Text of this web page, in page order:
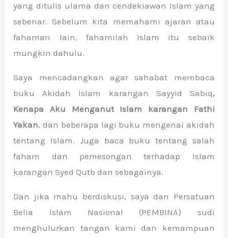
yang ditulis ulama dan cendekiawan Islam yang
sebenar. Sebelum kita memahami ajaran atau
fahaman lain, fahamilah Islam itu sebaik
mungkin dahulu.
Saya mencadangkan agar sahabat membaca
buku Akidah Islam karangan Sayyid Sabiq,
Kenapa Aku Menganut Islam karangan Fathi
Yakan, dan beberapa lagi buku mengenai akidah
tentang Islam. Juga baca buku tentang salah
faham dan pemesongan terhadap Islam
karangan Syed Qutb dan sebagainya.
Dan jika mahu berdiskusi, saya dan Persatuan
Belia Islam Nasional (PEMBINA) sudi
menghulurkan tangan kami dan kemampuan